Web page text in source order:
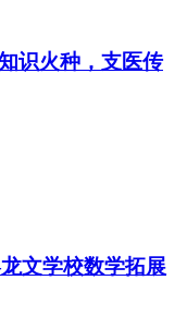
识火种，支医传
文学校数学拓展